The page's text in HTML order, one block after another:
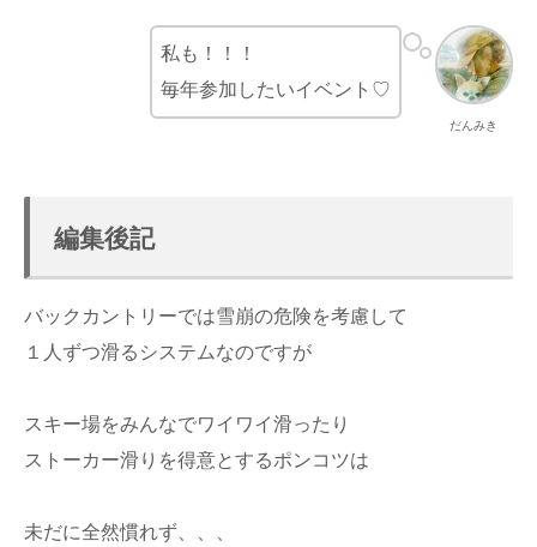
だんみき
私も！！！
毎年参加したいイベント♡
編集後記
バックカントリーでは雪崩の危険を考慮して
１人ずつ滑るシステムなのですが
スキー場をみんなでワイワイ滑ったり
ストーカー滑りを得意とするポンコツは
未だに全然慣れず、、、